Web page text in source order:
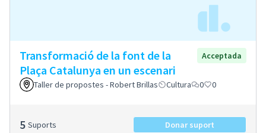
Transformació de la font de la
Plaça Catalunya en un escenari
Acceptada
Taller de propostes - Robert Brillas Cultura 0 0
5 Suports Donar suport